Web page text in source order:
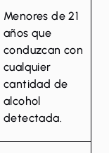
Menores de 21
años que
conduzcan con
cualquier
cantidad de
alcohol
detectada.